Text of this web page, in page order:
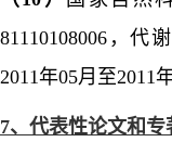
81110108006 ，代
2011年05月至2011
7、 代表性论文和专